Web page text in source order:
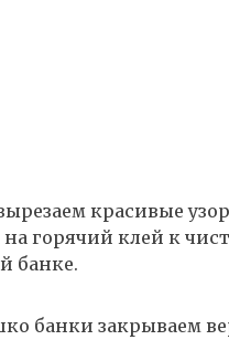
красивые
горячий клей к
банке.
банки закрываем